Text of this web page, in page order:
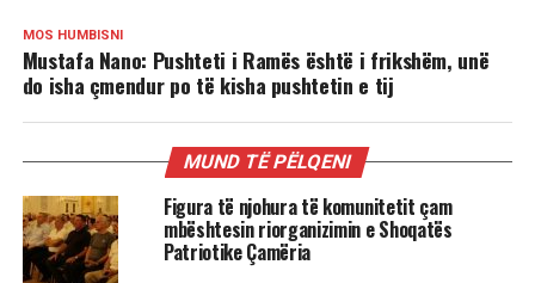
MOS HUMBISNI
Mustafa Nano: Pushteti i Ramës është i frikshëm, unë
do isha çmendur po të kisha pushtetin e tij
MUND TË PËLQENI
Figura të njohura të komunitetit çam
mbështesin riorganizimin e Shoqatës
Patriotike Çamëria